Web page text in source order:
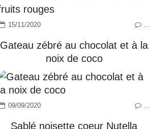
15/11/2020 …
Gateau zébré au chocolat et à la
noix de coco
09/09/2020 …
Sablé noisette coeur Nutella